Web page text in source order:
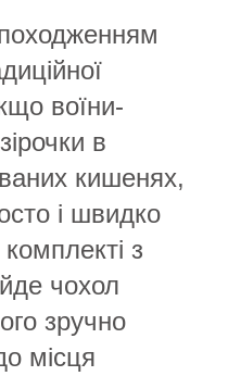
воїни-
в
кишенях,
і швидко
з
чохол
зручно
місця